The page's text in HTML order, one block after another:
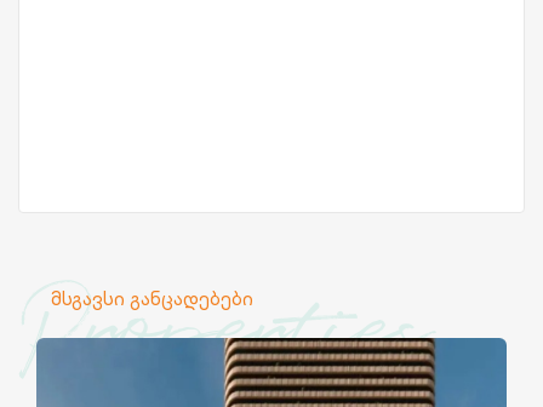
Properties
მსგავსი განცადებები